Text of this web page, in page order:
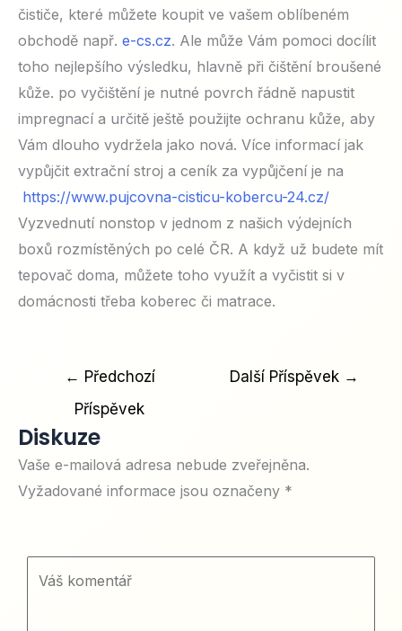
čističe, které můžete koupit ve vašem oblíbeném
obchodě např. e-cs.cz. Ale může Vám pomoci docílit
toho nejlepšího výsledku, hlavně při čištění broušené
kůže. po vyčištění je nutné povrch řádně napustit
impregnací a určitě ještě použijte ochranu kůže, aby
Vám dlouho vydržela jako nová. Více informací jak
vypůjčit extrační stroj a ceník za vypůjčení je na
https://www.pujcovna-cisticu-kobercu-24.cz/
Vyzvednutí nonstop v jednom z našich výdejních
boxů rozmístěných po celé ČR. A když už budete mít
tepovač doma, můžete toho využít a vyčistit si v
domácnosti třeba koberec či matrace.
← Předchozí
Příspěvek
Další Příspěvek →
Diskuze
Vaše e-mailová adresa nebude zveřejněna.
Vyžadované informace jsou označeny *